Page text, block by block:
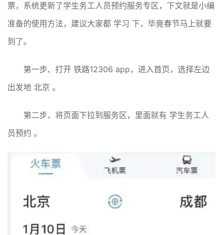
票，系统更新了学生务工人员预约服务专区，下文就是小编
准备的使用方法，建议大家都 学习 下，毕竟春节马上就要
到了。
第一步、打开 铁路12306 app，进入首页，选择左边
出发地 北京 。
第二步、将页面下拉到服务区，里面就有 学生务工人
员预约 。